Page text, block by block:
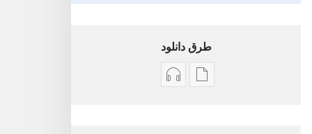
طرق دانلود
گزینۀ گزینۀ